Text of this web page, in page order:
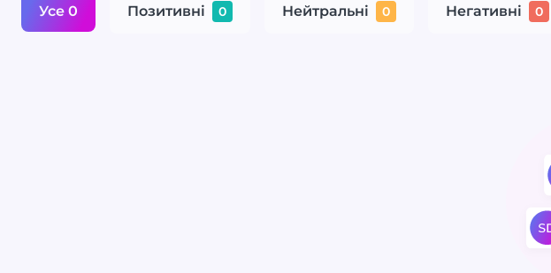
Усе 0 Позитивні 0 Нейтральні 0 Негативні 0